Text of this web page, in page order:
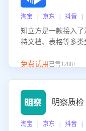
淘宝 | 京东 | 抖音 |
知立方是一款接入了
持文档、表格等多
识支持，帮助用户高
免费试用 已售1288+
明察质检
淘宝 | 京东 | 抖音 |